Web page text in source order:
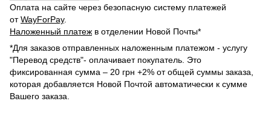
Оплата на сайте через безопасную систему платежей
отWayForPay.
Наложенный платеж в отделении Новой Почты*
*Для заказов отправленных наложенным платежом - услугу
"Перевод средств"- оплачивает покупатель. Это
фиксированная сумма – 20 грн +2% от общей суммы заказа,
которая добавляется Новой Почтой автоматически к сумме
Вашего заказа.